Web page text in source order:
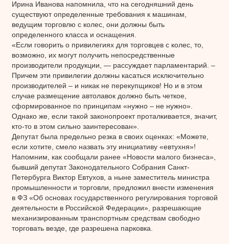
Ирина Иванова напомнила, что на сегодняшний день
существуют определенные требования к машинам,
ведущим торговлю с колес, они должны быть
определенного класса и оснащения.
«Если говорить о привилегиях для торговцев с колес, то,
возможно, их могут получить непосредственные
производители продукции, — рассуждает парламентарий. –
Причем эти привилегии должны касаться исключительно
производителей – и никак не перекупщиков! Но и в этом
случае размещение автолавок должно быть четкое,
сформированное по принципам «нужно – не нужно».
Однако же, если такой законопроект проталкивается, значит,
кто-то в этом сильно заинтересован».
Депутат была предельно резка в своих оценках: «Можете,
если хотите, смело назвать эту инициативу «евтухня»!
Напомним, как сообщали ранее «Новости малого бизнеса»,
бывший депутат Законодательного Собрания Санкт-
Петербурга Виктор Евтухов, а ныне заместитель министра
промышленности и торговли, предложил внести изменения
в ФЗ «Об основах государственного регулирования торговой
деятельности в Российской Федерации», разрешающие
механизированным транспортным средствам свободно
торговать везде, где разрешена парковка.